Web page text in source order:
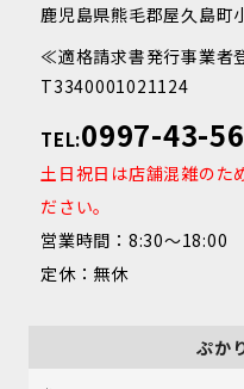
鹿児島県熊毛郡屋久島町
≪適格請求書発行事業者
T3340001021124
TEL:0997-43-
土日祝日は店舗混雑のた
ださい。
営業時間：8:30～18:00
定休：無休
ぷか